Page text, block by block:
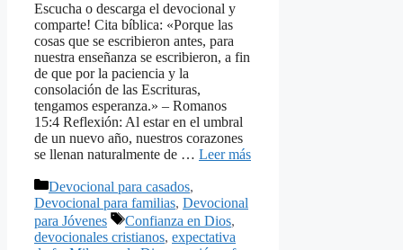
Escucha o descarga el devocional y
comparte! Cita bíblica: «Porque las
cosas que se escribieron antes, para
nuestra enseñanza se escribieron, a fin
de que por la paciencia y la
consolación de las Escrituras,
tengamos esperanza.» – Romanos
15:4 Reflexión: Al estar en el umbral
de un nuevo año, nuestros corazones
se llenan naturalmente de … Leer más
Categorías
Devocional para casados,
Devocional para familias, Devocional
para Jóvenes
Etiquetas
Confianza en Dios,
devocionales cristianos, expectativa